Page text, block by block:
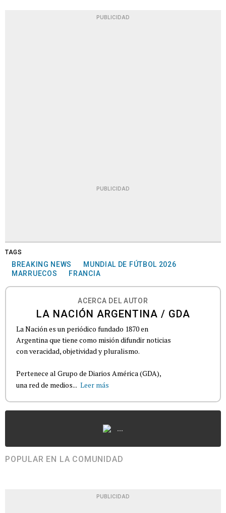
PUBLICIDAD
PUBLICIDAD
TAGS
BREAKING NEWS
MUNDIAL DE FÚTBOL 2026
MARRUECOS
FRANCIA
ACERCA DEL AUTOR
LA NACIÓN ARGENTINA / GDA
La Nación es un periódico fundado 1870 en
Argentina que tiene como misión difundir noticias
con veracidad, objetividad y pluralismo.
Pertenece al Grupo de Diarios América (GDA),
una red de medios... Leer más
...
POPULAR EN LA COMUNIDAD
PUBLICIDAD